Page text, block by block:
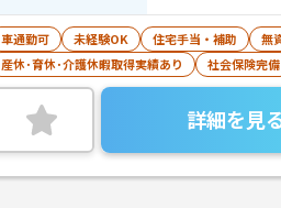
車通勤可 未経験OK 住宅手当・補助 無
産休･育休･介護休暇取得実績あり
社会保険完備
詳細を見